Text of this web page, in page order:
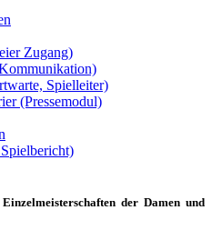
Zugang)
Spielleiter)
(Pressemodul)
der Damen und